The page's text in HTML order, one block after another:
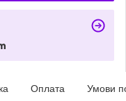
Оплата Умови